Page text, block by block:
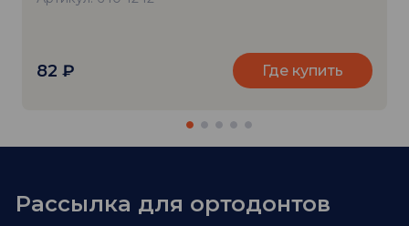
82 ₽ Где купить
Рассылка для ортодонтов